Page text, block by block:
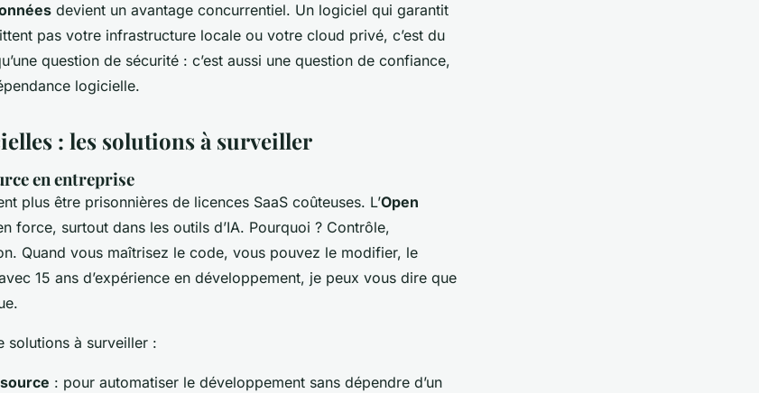
devient un avantage concurrentiel. Un logiciel qui garantit
pas votre infrastructure locale ou votre cloud privé, c’est du
question de sécurité : c’est aussi une question de confiance,
logicielle.
: les solutions à surveiller
en entreprise
plus être prisonnières de licences SaaS coûteuses. L’Open
force, surtout dans les outils d’IA. Pourquoi ? Contrôle,
Quand vous maîtrisez le code, vous pouvez le modifier, le
15 ans d’expérience en développement, je peux vous dire que
solutions à surveiller :
: pour automatiser le développement sans dépendre d’un